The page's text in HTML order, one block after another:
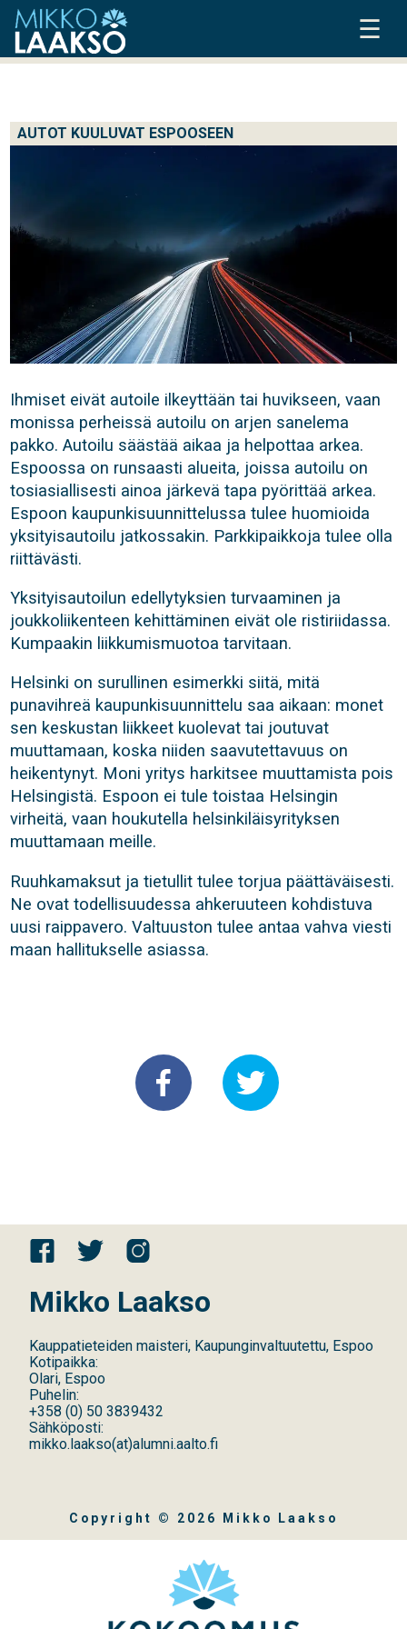
☰
AUTOT KUULUVAT ESPOOSEEN
Ihmiset eivät autoile ilkeyttään tai huvikseen, vaan
monissa perheissä autoilu on arjen sanelema
pakko. Autoilu säästää aikaa ja helpottaa arkea.
Espoossa on runsaasti alueita, joissa autoilu on
tosiasiallisesti ainoa järkevä tapa pyörittää arkea.
Espoon kaupunkisuunnittelussa tulee huomioida
yksityisautoilu jatkossakin. Parkkipaikkoja tulee olla
riittävästi.
Yksityisautoilun edellytyksien turvaaminen ja
joukkoliikenteen kehittäminen eivät ole ristiriidassa.
Kumpaakin liikkumismuotoa tarvitaan.
Helsinki on surullinen esimerkki siitä, mitä
punavihreä kaupunkisuunnittelu saa aikaan: monet
sen keskustan liikkeet kuolevat tai joutuvat
muuttamaan, koska niiden saavutettavuus on
heikentynyt. Moni yritys harkitsee muuttamista pois
Helsingistä. Espoon ei tule toistaa Helsingin
virheitä, vaan houkutella helsinkiläisyrityksen
muuttamaan meille.
Ruuhkamaksut ja tietullit tulee torjua päättäväisesti.
Ne ovat todellisuudessa ahkeruuteen kohdistuva
uusi raippavero. Valtuuston tulee antaa vahva viesti
maan hallitukselle asiassa.
Mikko Laakso
Kauppatieteiden maisteri, Kaupunginvaltuutettu, Espoo
Kotipaikka:
Olari, Espoo
Puhelin:
+358 (0) 50 3839432
Sähköposti:
mikko.laakso(at)alumni.aalto.fi
Copyright © 2026 Mikko Laakso